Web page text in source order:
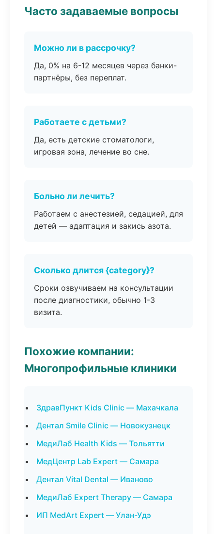
Часто задаваемые вопросы
Можно ли в рассрочку?
Да, 0% на 6-12 месяцев через банки-
партнёры, без переплат.
Работаете с детьми?
Да, есть детские стоматологи,
игровая зона, лечение во сне.
Больно ли лечить?
Работаем с анестезией, седацией, для
детей — адаптация и закись азота.
Сколько длится {category}?
Сроки озвучиваем на консультации
после диагностики, обычно 1-3
визита.
Похожие компании:
Многопрофильные клиники
ЗдравПункт Kids Clinic — Махачкала
Дентал Smile Clinic — Новокузнецк
МедиЛаб Health Kids — Тольятти
МедЦентр Lab Expert — Самара
Дентал Vital Dental — Иваново
МедиЛаб Expert Therapy — Самара
ИП MedArt Expert — Улан-Удэ